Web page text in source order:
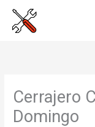
Cerrajero
Domingo